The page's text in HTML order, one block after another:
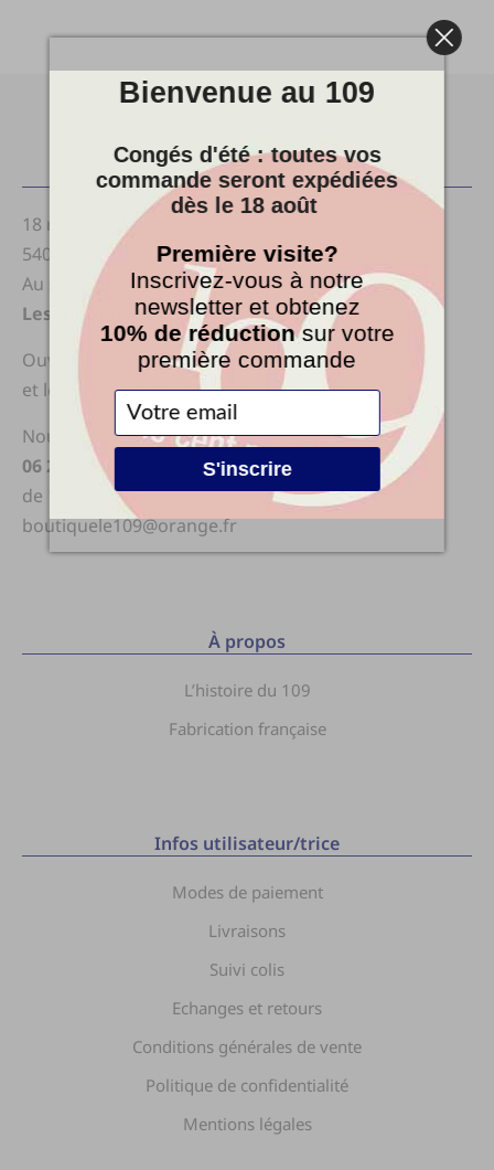
Le Cent9
18 rue du Pont Cézart
54000 Nancy
Au sein du collectif
Les Glorieuses
Ouvert du mercredi au samedi de 10h00 à 19h00
et le dimanche de 14h à 19h
Nous sommes joignable au
06 28 23 51 94
de 10h à 18h ou par mail
boutiquele109@orange.fr
À propos
L’histoire du 109
Fabrication française
Infos utilisateur/trice
Modes de paiement
Livraisons
Suivi colis
Echanges et retours
Conditions générales de vente
Politique de confidentialité
Mentions légales
Bienvenue au 109
Congés d'été : toutes vos
commande seront expédiées
dès le 18 août
Première visite?
Inscrivez-vous à notre
newsletter et obtenez
10% de réductionsur votre
première commande
S'inscrire